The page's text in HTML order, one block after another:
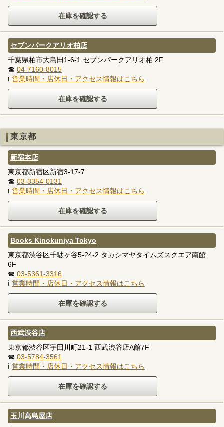
セブンパークアリオ柏店
千葉県柏市大島田1-6-1 セブンパークアリオ柏 2F
☎ 04-7160-8015
ℹ 営業時間・店休日・アクセス情報はこちら
東京都
新宿本店
東京都新宿区新宿3-17-7
☎ 03-3354-0131
ℹ 営業時間・店休日・アクセス情報はこちら
Books Kinokuniya Tokyo
東京都渋谷区千駄ヶ谷5-24-2 タカシマヤタイムズスクエア南館
6F
☎ 03-5361-3316
ℹ 営業時間・店休日・アクセス情報はこちら
西武渋谷店
東京都渋谷区宇田川町21-1 西武渋谷店A館7F
☎ 03-5784-3561
ℹ 営業時間・店休日・アクセス情報はこちら
玉川高島屋店